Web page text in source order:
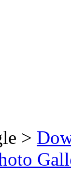
>